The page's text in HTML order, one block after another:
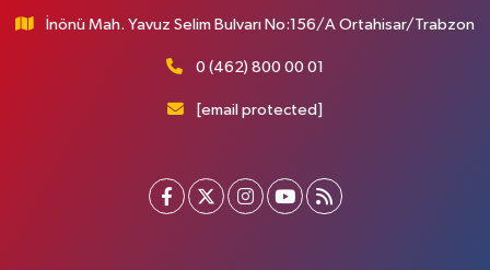
İnönü Mah. Yavuz Selim Bulvarı No:156/A Ortahisar/Trabzon
0 (462) 800 00 01
[email protected]